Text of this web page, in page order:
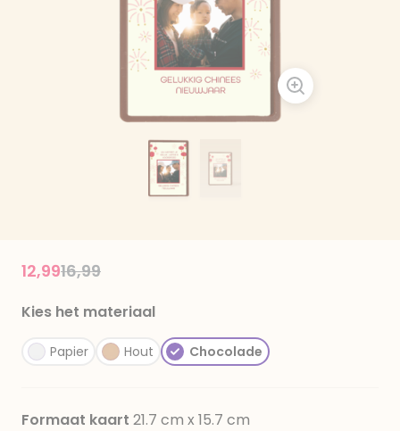
Price reduced from
16,99to
12,99
Kies het materiaal
Papier Hout Chocolade
Formaat kaart 21.7 cm x 15.7 cm